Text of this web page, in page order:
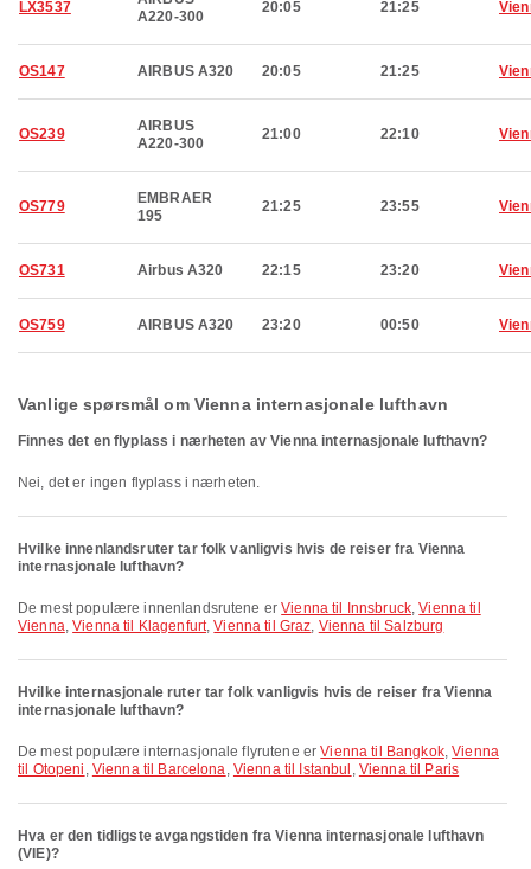
LX3537
A220-300
20:05 21:25
OS147 AIRBUS A320 20:05 21:25
OS239
AIRBUS
A220-300
21:00 22:10
OS779
EMBRAER
195
21:25 23:55
OS731 Airbus A320 22:15 23:20
OS759 AIRBUS A320 23:20 00:50
Vanlige spørsmål om Vienna internasjonale lufthavn
Finnes det en flyplass i nærheten av Vienna internasjonale lufthavn?
Nei, det er ingen flyplass i nærheten.
Hvilke innenlandsruter tar folk vanligvis hvis de reiser fra Vienna
internasjonale lufthavn?
De mest populære innenlandsrutene erVienna til Innsbruck,Vienna til
Vienna,Vienna til Klagenfurt,Vienna til Graz, Vienna til Salzburg
Hvilke internasjonale ruter tar folk vanligvis hvis de reiser fra Vienna
internasjonale lufthavn?
De mest populære internasjonale flyrutene erVienna til Bangkok,Vienna
til Otopeni , Vienna til Barcelona, Vienna til Istanbul , Vienna til Paris
Hva er den tidligste avgangstiden fra Vienna internasjonale lufthavn
(VIE)?